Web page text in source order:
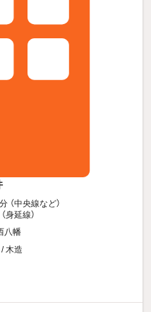
分 （中央線など）
身延線）
八幡
木造